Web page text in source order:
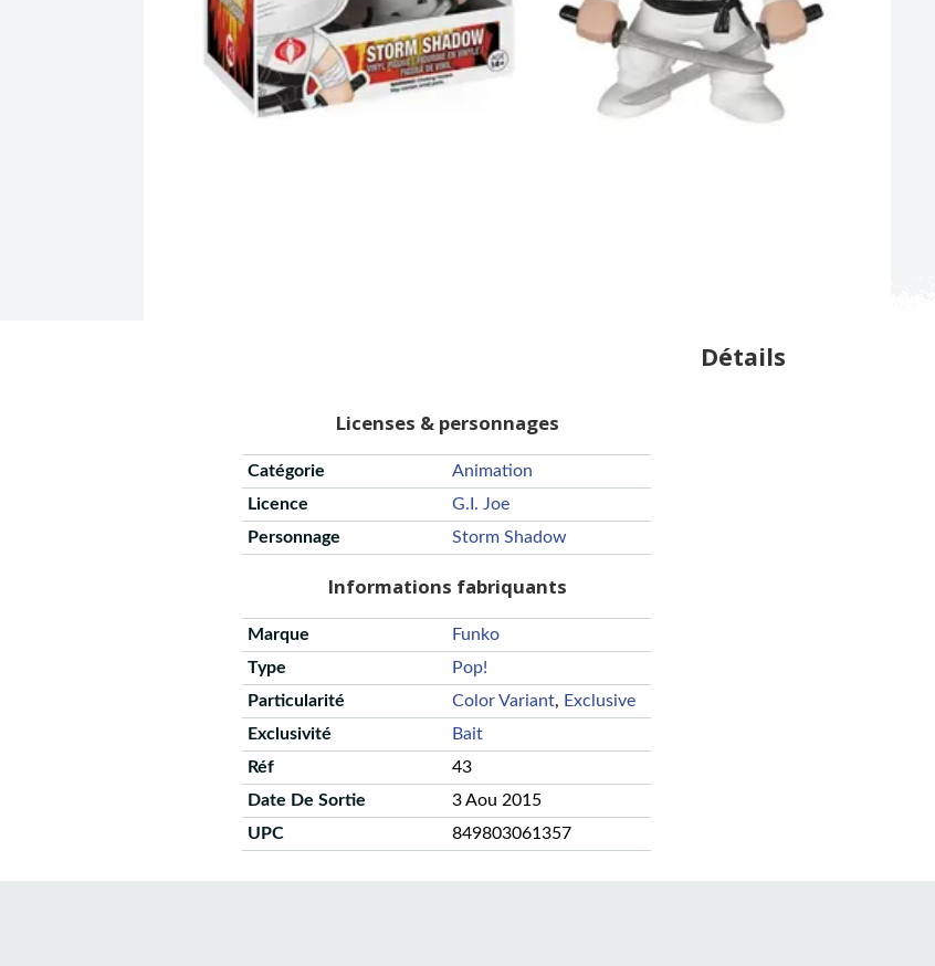
Détails
Licenses & personnages
Catégorie
Animation
Licence
G.i. Joe
Personnage
Storm Shadow
Informations fabriquants
Marque
Funko
Type
Pop!
Particularité
Color Variant, Exclusive
Exclusivité
Bait
Réf
43
Date De Sortie
3 Aou 2015
UPC
849803061357